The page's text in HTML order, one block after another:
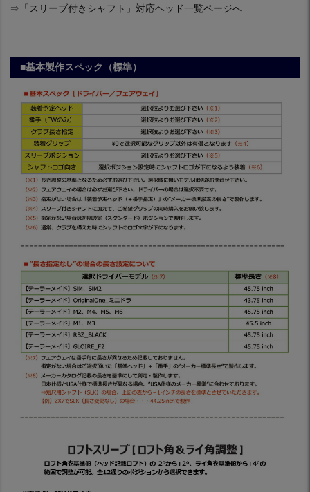
⇒ 「スリーブ付きシャフト」対応ヘッド一覧ページへ
■基本製作スペック（標準）